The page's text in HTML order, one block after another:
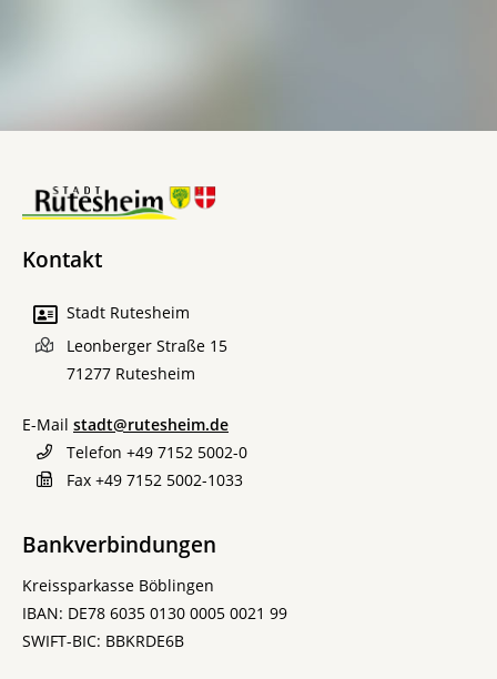
Kontakt
Stadt Rutesheim
Leonberger Straße 15
71277 Rutesheim
E-Mail stadt@rutesheim.de
Telefon +49 7152 5002-0
Fax +49 7152 5002-1033
Bankverbindungen
Kreissparkasse Böblingen
IBAN: DE78 6035 0130 0005 0021 99
SWIFT-BIC: BBKRDE6B